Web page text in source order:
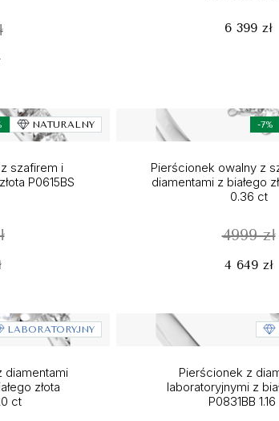
6 399 zł
NATURALNY
szafirem i
P0615BS
-7%
Pierścionek owalny z
diamentami z białego
0.36 ct
4999 zł
4 649 zł
LABORATORYJNY
diamentami
złota
ct
Pierścionek z
laboratoryjnymi z
P0831BB